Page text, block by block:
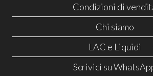
Condizioni di
Chi siamo
LAC e Liquidi
Scrivici su